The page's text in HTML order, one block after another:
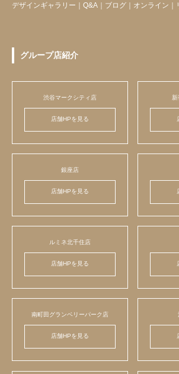
デザインギャラリー ｜ Q&A ｜ ブログ ｜ オンライン ｜
グループ店紹介
渋谷マークシティ店
店舗HPを見る
銀座店
店舗HPを見る
ルミネ北千住店
店舗HPを見る
南町田グランベリーパーク店
店舗HPを見る